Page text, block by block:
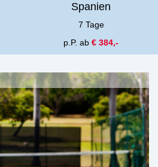
Spanien
7 Tage
p.P. ab € 384,-